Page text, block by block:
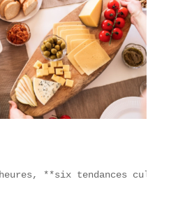
heures, **six tendances